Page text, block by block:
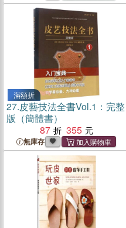
滿額折
27.皮藝技法全書Vol.1：完整
版（簡體書）
87
355
無庫存